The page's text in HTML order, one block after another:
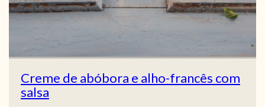
Creme de abóbora e alho-francês com
salsa